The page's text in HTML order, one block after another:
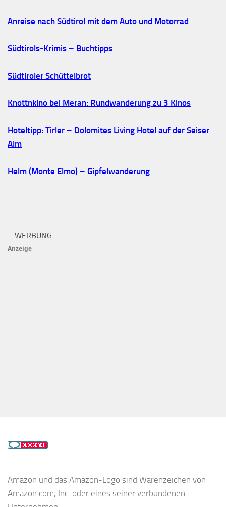
Anreise nach Südtirol mit dem Auto und Motorrad
Südtirols-Krimis – Buchtipps
Südtiroler Schüttelbrot
Knottnkino bei Meran: Rundwanderung zu 3 Kinos
Hoteltipp: Tirler – Dolomites Living Hotel auf der Seiser
Alm
Helm (Monte Elmo) – Gipfelwanderung
– WERBUNG –
Anzeige
Amazon und das Amazon-Logo sind Warenzeichen von
Amazon.com, Inc. oder eines seiner verbundenen